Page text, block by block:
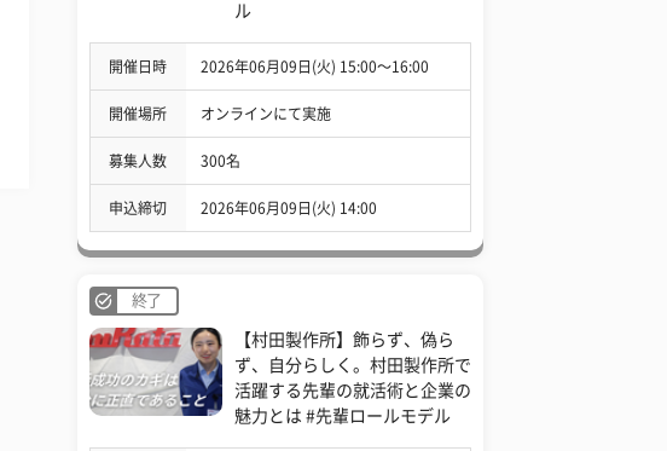
ル
開催日時 2026年06月09日(火) 15:00〜16:00
開催場所 オンラインにて実施
募集人数 300名
申込締切 2026年06月09日(火) 14:00
終了
【村田製作所】飾らず、偽ら
ず、自分らしく。村田製作所で
活躍する先輩の就活術と企業の
魅力とは #先輩ロールモデル